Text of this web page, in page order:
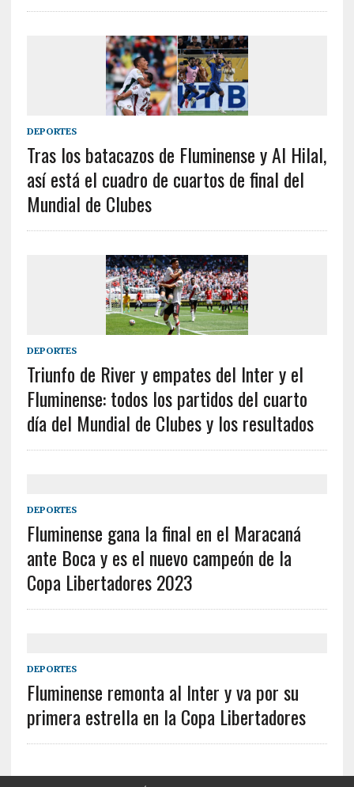
DEPORTES
Tras los batacazos de Fluminense y Al Hilal,
así está el cuadro de cuartos de final del
Mundial de Clubes
DEPORTES
Triunfo de River y empates del Inter y el
Fluminense: todos los partidos del cuarto
día del Mundial de Clubes y los resultados
DEPORTES
Fluminense gana la final en el Maracaná
ante Boca y es el nuevo campeón de la
Copa Libertadores 2023
DEPORTES
Fluminense remonta al Inter y va por su
primera estrella en la Copa Libertadores